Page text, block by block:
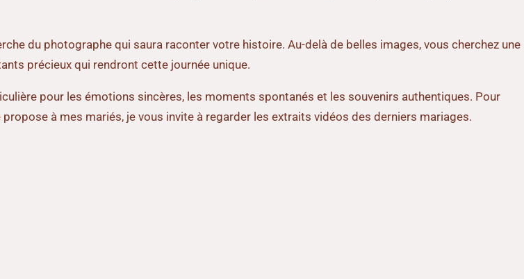
du photographe qui saura raconter votre histoire. Au-delà de belles images, vous cherchez une
précieux qui rendront cette journée unique.
pour les émotions sincères, les moments spontanés et les souvenirs authentiques. Pour
à mes mariés, je vous invite à regarder les extraits vidéos des derniers mariages.